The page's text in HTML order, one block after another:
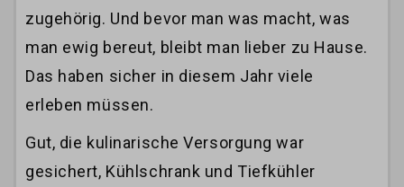
zugehörig. Und bevor man was macht, was
man ewig bereut, bleibt man lieber zu Hause.
Das haben sicher in diesem Jahr viele
erleben müssen.
Gut, die kulinarische Versorgung war
gesichert, Kühlschrank und Tiefkühler